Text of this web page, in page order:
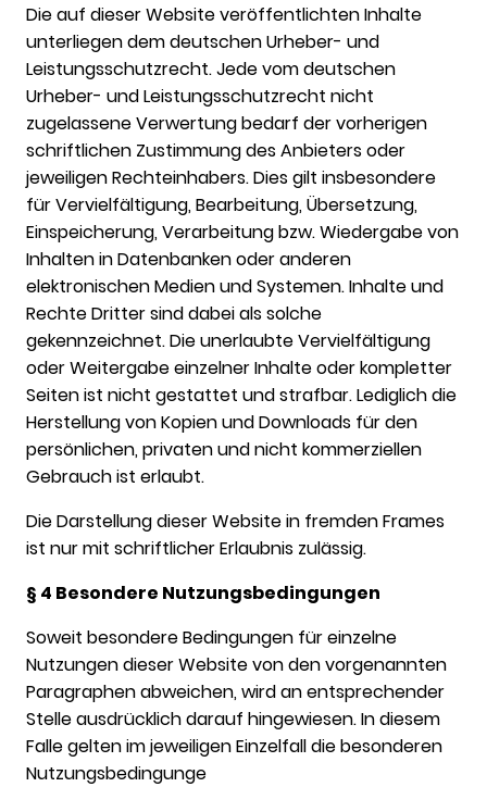
Die auf dieser Website veröffentlichten Inhalte
unterliegen dem deutschen Urheber- und
Leistungsschutzrecht. Jede vom deutschen
Urheber- und Leistungsschutzrecht nicht
zugelassene Verwertung bedarf der vorherigen
schriftlichen Zustimmung des Anbieters oder
jeweiligen Rechteinhabers. Dies gilt insbesondere
für Vervielfältigung, Bearbeitung, Übersetzung,
Einspeicherung, Verarbeitung bzw. Wiedergabe von
Inhalten in Datenbanken oder anderen
elektronischen Medien und Systemen. Inhalte und
Rechte Dritter sind dabei als solche
gekennzeichnet. Die unerlaubte Vervielfältigung
oder Weitergabe einzelner Inhalte oder kompletter
Seiten ist nicht gestattet und strafbar. Lediglich die
Herstellung von Kopien und Downloads für den
persönlichen, privaten und nicht kommerziellen
Gebrauch ist erlaubt.
Die Darstellung dieser Website in fremden Frames
ist nur mit schriftlicher Erlaubnis zulässig.
§ 4 Besondere Nutzungsbedingungen
Soweit besondere Bedingungen für einzelne
Nutzungen dieser Website von den vorgenannten
Paragraphen abweichen, wird an entsprechender
Stelle ausdrücklich darauf hingewiesen. In diesem
Falle gelten im jeweiligen Einzelfall die besonderen
Nutzungsbedingunge